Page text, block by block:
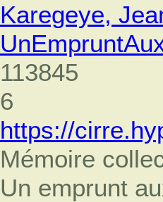
Karegeye,
113845
6
https://
Mémoire
Un emprunt